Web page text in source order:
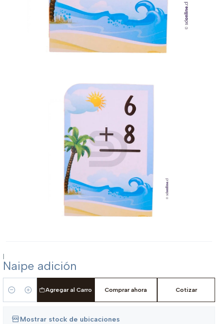
|
Naipe adición
Cantidad
Agregar al Carro Comprar ahora Cotizar
Mostrar stock de ubicaciones